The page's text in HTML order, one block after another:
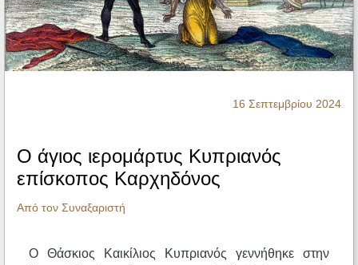
Ηχητικά
16 Σεπτεμβρίου 2024
Ο άγιος ιερομάρτυς Κυπριανός
επίσκοπος Καρχηδόνος
Από τον Συναξαριστή
Ο Θάσκιος Καικίλιος Κυπριανός γεννήθηκε στην